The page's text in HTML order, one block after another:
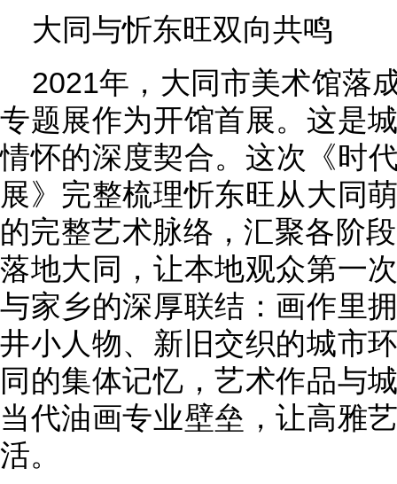
大同与忻东旺双向共鸣
2021年，大同市美术馆落
专题展作为开馆首展。这是
情怀的深度契合。这次《时
展》完整梳理忻东旺从大同
的完整艺术脉络，汇聚各阶
落地大同，让本地观众第一
与家乡的深厚联结：画作里
井小人物、新旧交织的城市
同的集体记忆，艺术作品与
当代油画专业壁垒，让高雅
活。